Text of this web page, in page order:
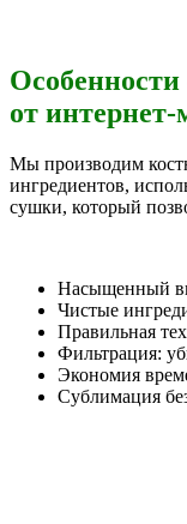
Особенности
от
Мы производим
ингредиентов,
сушки, который
Насыщенный
Чистые
Правильная
Фильтрация:
Экономия
Сублимация